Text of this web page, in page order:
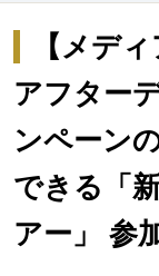
【メデ
アフター
ンペーン
できる「
アー」 参